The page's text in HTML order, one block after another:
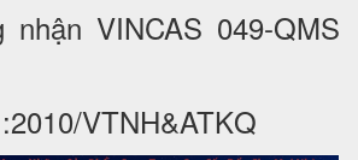
VINCAS 049-QMS
VTNH&ATKQ